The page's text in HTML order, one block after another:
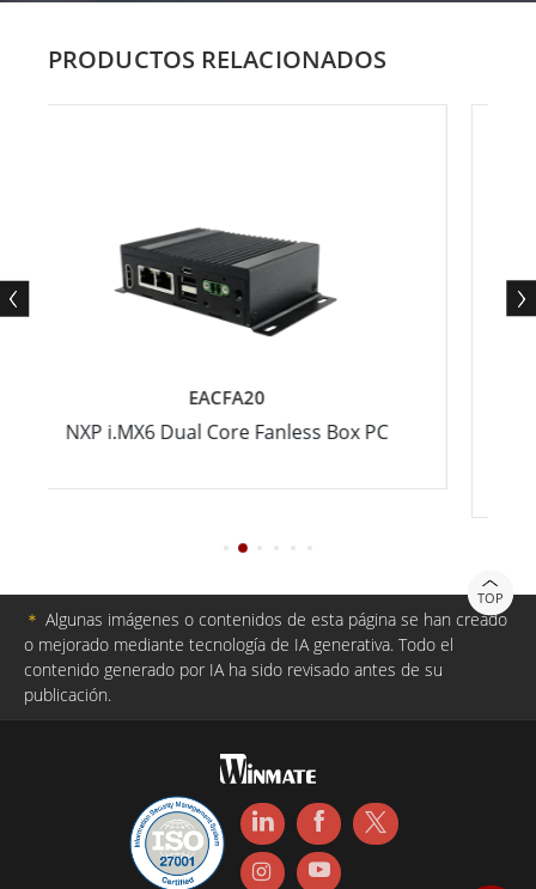
PRODUCTOS RELACIONADOS
EACFA20
i.MX6 Dual Core Fanless Box PC
TOP
＊ Algunas imágenes o contenidos de esta página se han creado
o mejorado mediante tecnología de IA generativa. Todo el
contenido generado por IA ha sido revisado antes de su
publicación.